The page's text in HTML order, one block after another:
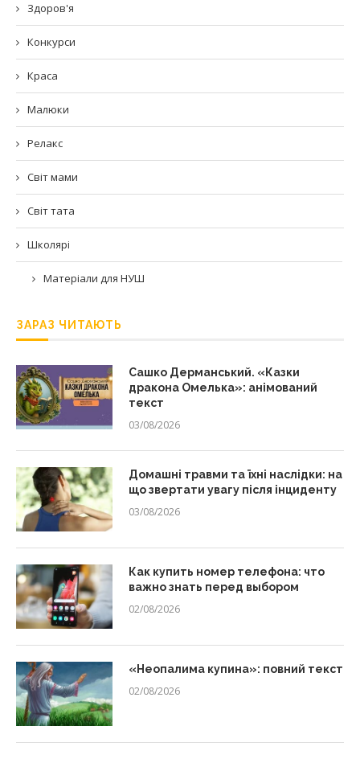
Здоров'я
Конкурси
Краса
Малюки
Релакс
Світ мами
Світ тата
Школярі
Матеріали для НУШ
ЗАРАЗ ЧИТАЮТЬ
Сашко Дерманський. «Казки
дракона Омелька»: анімований
текст
03/08/2026
Домашні травми та їхні наслідки: на
що звертати увагу після інциденту
03/08/2026
Как купить номер телефона: что
важно знать перед выбором
02/08/2026
«Неопалима купина»: повний текст
02/08/2026